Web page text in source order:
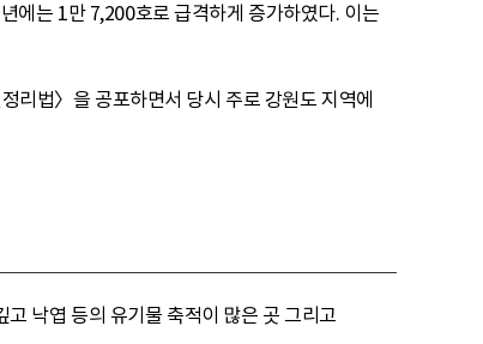
에는 1만 7,200호로 급격하게 증가하였다. 이는
리법〉을 공포하면서 당시 주로 강원도 지역에
낙엽 등의 유기물 축적이 많은 곳 그리고